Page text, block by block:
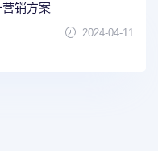
销方案
2024-04-11